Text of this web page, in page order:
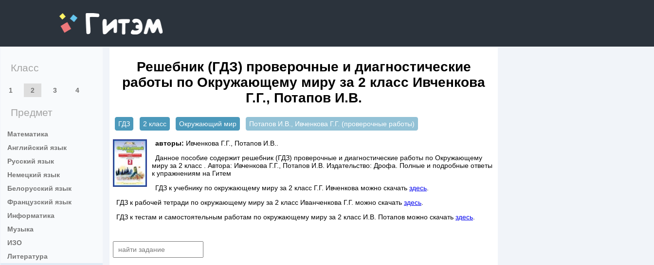
gitem.me
Класс
1 2 3 4
Предмет
Математика
Английский язык
Русский язык
Немецкий язык
Белорусский язык
Французский язык
Информатика
Музыка
ИЗО
Литература
Решебник (ГДЗ) проверочные и диагностические
работы по Окружающему миру за 2 класс Ивченкова
Г.Г., Потапов И.В.
ГДЗ 2 класс Окружающий мир Потапов И.В., Ивченкова Г.Г. (проверочные работы)
авторы: Ивченкова Г.Г., Потапов И.В..
Данное пособие содержит решебник (ГДЗ) проверочные и диагностические работы по Окружающему
миру за 2 класс . Автора: Ивченкова Г.Г., Потапов И.В. Издательство: Дрофа. Полные и подробные ответы
к упражнениям на Гитем
ГДЗ к учебнику по окружающему миру за 2 класс Г.Г. Ивченкова можно скачать здесь.
ГДЗ к рабочей тетради по окружающему миру за 2 класс Иванченкова Г.Г. можно скачать здесь.
ГДЗ к тестам и самостоятельным работам по окружающему миру за 2 класс И.В. Потапов можно скачать здесь.